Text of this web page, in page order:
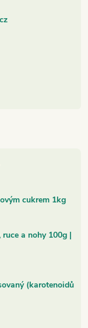
cukrem 1kg
a nohy 100g |
(karotenoidů